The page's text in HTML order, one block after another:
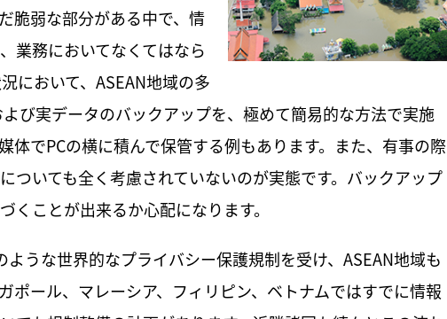
脆弱な部分がある中で、情
業務においてなくてはなら
において、ASEAN地域の多
び実データのバックアップを、極めて簡易的な方法で実施
体でPCの横に積んで保管する例もあります。また、有事の際
ついても全く考慮されていないのが実態です。バックアップ
くことが出来るか心配になります。
うな世界的なプライバシー保護規制を受け、ASEAN地域も
ポール、マレーシア、フィリピン、ベトナムではすでに情報